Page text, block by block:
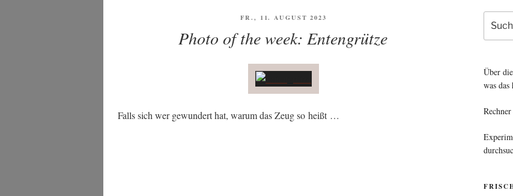
VERÖFFENTLICHT
FR., 11. AUGUST 2023
Photo of the week: Entengrütze
Falls sich wer gewun­dert hat, war­um das Zeug so heißt …
Suche
nach:
Über
was